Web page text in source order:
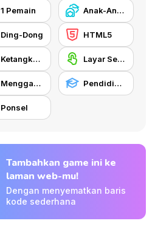
1 Pemain Anak-Anak
Ding-Dong HTML5
Ketangkasan Mouse Layar Sentuh
Menggambar Pendidikan
Ponsel
Tambahkan game ini ke
laman web-mu!
Dengan menyematkan baris
kode sederhana